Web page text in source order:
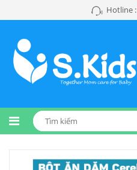
Hotline :